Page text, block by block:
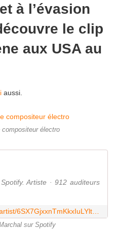
à l’évasion
le clip
aux USA au
aussi.
électro
Artiste · 912 auditeurs
sur Spotify